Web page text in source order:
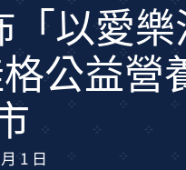
以愛
公益營
1 日